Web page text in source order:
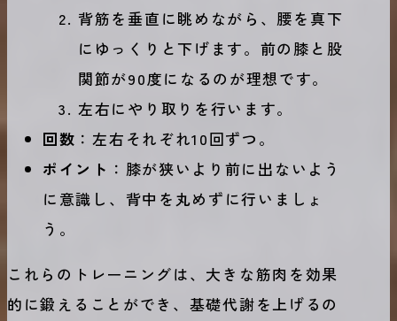
背筋を垂直に眺めながら、腰を真下
にゆっくりと下げます。前の膝と股
関節が90度になるのが理想です。
左右にやり取りを行います。
回数 ：左右それぞれ10回ずつ。
ポイント ：膝が狭いより前に出ないよう
に意識し、背中を丸めずに行いましょ
う。
これらのトレーニングは、大きな筋肉を効果
的に鍛えることができ、基礎代謝を上げるの